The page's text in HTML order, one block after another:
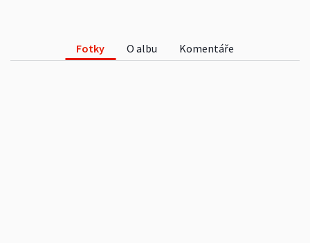
Fotky O albu Komentáře